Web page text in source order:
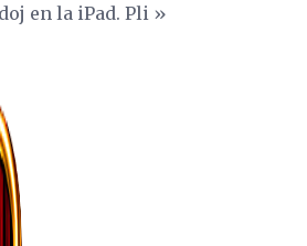
en la iPad. Pli »